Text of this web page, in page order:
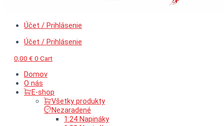
Účet / Prihlásenie
Účet / Prihlásenie
0,00 € 0 Cart
Domov
O nás
E-shop
Všetky produkty
Nezaradené
1:24 Napináky